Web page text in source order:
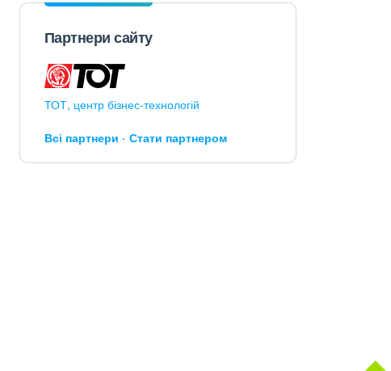
Партнери сайту
ТОТ, центр бізнес-технологій
Всі партнери Стати партнером